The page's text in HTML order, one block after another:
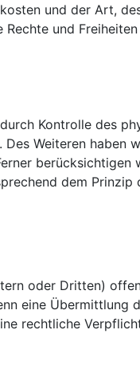
und der Art,
und
Kontrolle des
Weiteren haben
berücksichtigen
dem Prinzip
oder Dritten)
eine Übermittlung
rechtliche